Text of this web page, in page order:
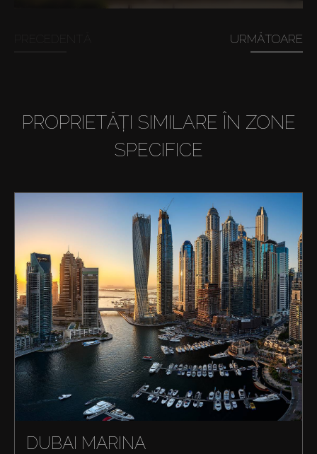
URMĂTOARE
PROPRIETĂȚI SIMILARE ÎN ZONE
SPECIFICE
DUBAI MARINA